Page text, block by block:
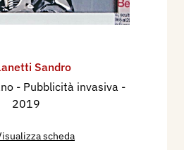
Sandro
- Pubblicità invasiva -
2019
scheda